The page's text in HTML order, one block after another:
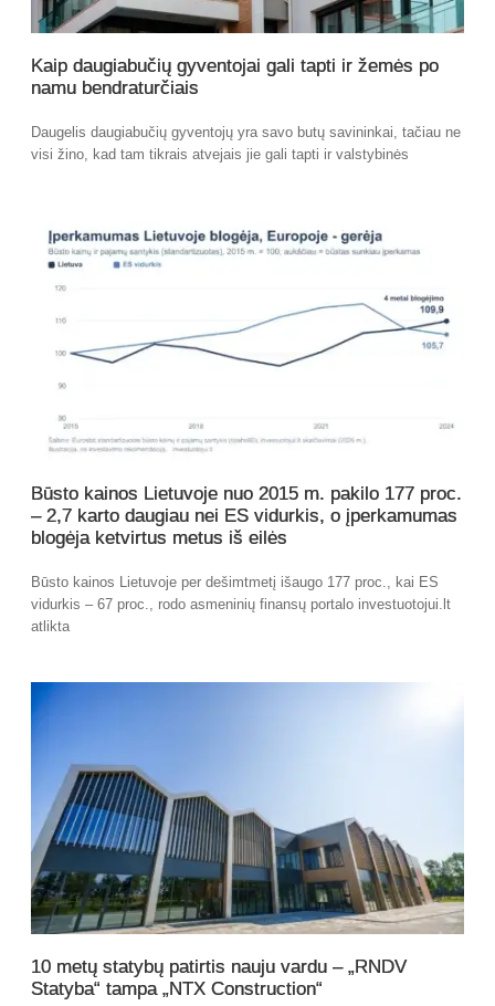
Kaip daugiabučių gyventojai gali tapti ir žemės po
namu bendraturčiais
Daugelis daugiabučių gyventojų yra savo butų savininkai, tačiau ne
visi žino, kad tam tikrais atvejais jie gali tapti ir valstybinės
Būsto kainos Lietuvoje nuo 2015 m. pakilo 177 proc.
– 2,7 karto daugiau nei ES vidurkis, o įperkamumas
blogėja ketvirtus metus iš eilės
Būsto kainos Lietuvoje per dešimtmetį išaugo 177 proc., kai ES
vidurkis – 67 proc., rodo asmeninių finansų portalo investuotojui.lt
atlikta
10 metų statybų patirtis nauju vardu – „RNDV
Statyba“ tampa „NTX Construction“